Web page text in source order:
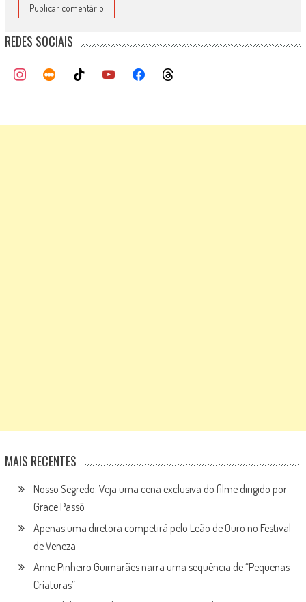
REDES SOCIAIS
MAIS RECENTES
Nosso Segredo: Veja uma cena exclusiva do filme dirigido por
Grace Passô
Apenas uma diretora competirá pelo Leão de Ouro no Festival
de Veneza
Anne Pinheiro Guimarães narra uma sequência de “Pequenas
Criaturas”